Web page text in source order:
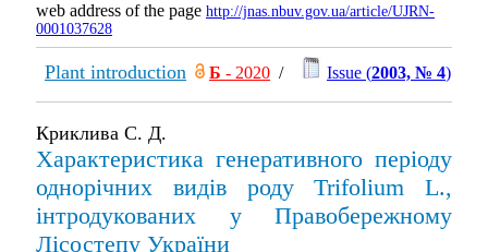
web address of the page http://jnas.nbuv.gov.ua/article/UJRN-
0001037628
Plant introduction Б - 2020 / Issue (2003, № 4)
Криклива С. Д.
Характеристика генеративного періоду
однорічних видів роду Trifolium L.,
інтродукованих у Правобережному
Лісостепу України